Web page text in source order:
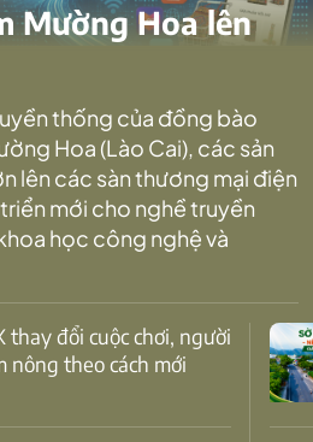
Mường Hoa lên
thống của đồng bào
Hoa (Lào Cai), các sản
lên các sàn thương mại điện
mới cho nghề truyền
học công nghệ và
nông theo cách mới